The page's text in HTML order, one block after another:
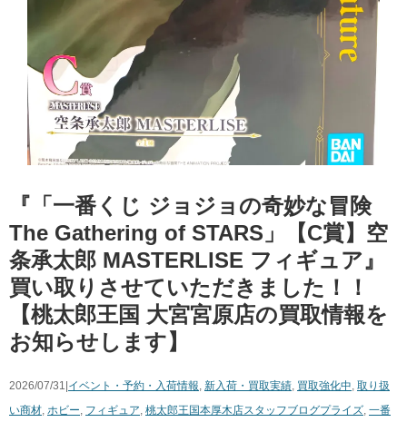
『「一番くじ ジョジョの奇妙な冒険
The Gathering of STARS」【C賞】空
条承太郎 MASTERLISE フィギュア』
買い取りさせていただきました！！
【桃太郎王国 大宮宮原店の買取情報を
お知らせします】
2026/07/31|イベント・予約・入荷情報 新入荷・買取実績 買取強化中 取り扱
い商材 ホビー フィギュア 桃太郎王国本厚木店スタッフブログプライズ 一番